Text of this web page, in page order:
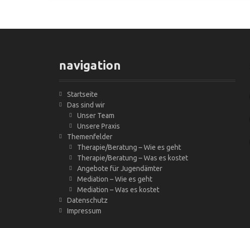
navigation
Startseite
Das sind wir
Unser Team
Unsere Praxis
Themenfelder
Therapie/Beratung – Wie es geht
Therapie/Beratung – Was es kostet
Angebote für Jugendämter
Mediation – Wie es geht
Mediation – Was es kostet
Datenschutz
Impressum